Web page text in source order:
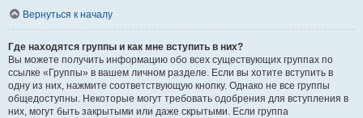
Вернуться к началу
Где находятся группы и как мне вступить в них?
Вы можете получить информацию обо всех существующих группах по
ссылке «Группы» в вашем личном разделе. Если вы хотите вступить в
одну из них, нажмите соответствующую кнопку. Однако не все группы
общедоступны. Некоторые могут требовать одобрения для вступления в
них, могут быть закрытыми или даже скрытыми. Если группа